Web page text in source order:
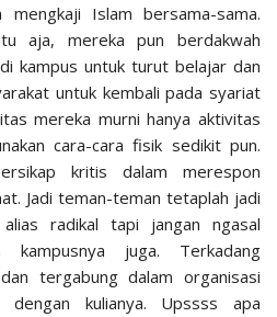
mengkaji Islam bersama-sama.
aja, mereka pun berdakwah
kampus untuk turut belajar dan
untuk kembali pada syariat
mereka murni hanya aktivitas
cara-cara fisik sedikit pun.
kritis dalam merespon
Jadi teman-teman tetaplah jadi
radikal tapi jangan ngasal
kampusnya juga. Terkadang
tergabung dalam organisasi
kulianya. Upssss apa